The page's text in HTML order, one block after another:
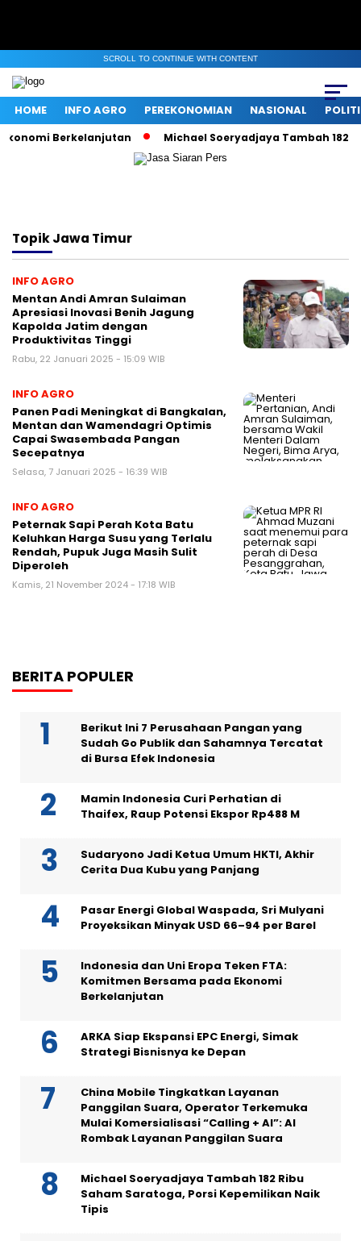
SCROLL TO CONTINUE WITH CONTENT
HOME INFO AGRO PEREKONOMIAN NASIONAL
Berkelanjutan Michael Soeryadjaya Tambah 182
TopikJawa Timur
INFO AGRO
Mentan Andi Amran Sulaiman
Apresiasi Inovasi Benih Jagung
Kapolda Jatim dengan
Produktivitas Tinggi
Rabu, 22 Januari 2025 - 15:09 WIB
INFO AGRO
Panen Padi Meningkat di Bangkalan,
Mentan dan Wamendagri Optimis
Capai Swasembada Pangan
Secepatnya
Selasa, 7 Januari 2025 - 16:39 WIB
INFO AGRO
Peternak Sapi Perah Kota Batu
Keluhkan Harga Susu yang Terlalu
Rendah, Pupuk Juga Masih Sulit
Diperoleh
Kamis, 21 November 2024 - 17:18 WIB
BERITA POPULER
Berikut Ini 7 Perusahaan Pangan yang
Sudah Go Publik dan Sahamnya Tercatat
di Bursa Efek Indonesia
Mamin Indonesia Curi Perhatian di
Thaifex, Raup Potensi Ekspor Rp488 M
Sudaryono Jadi Ketua Umum HKTI, Akhir
Cerita Dua Kubu yang Panjang
Pasar Energi Global Waspada, Sri Mulyani
Proyeksikan Minyak USD 66–94 per Barel
Indonesia dan Uni Eropa Teken FTA:
Komitmen Bersama pada Ekonomi
Berkelanjutan
ARKA Siap Ekspansi EPC Energi, Simak
Strategi Bisnisnya ke Depan
China Mobile Tingkatkan Layanan
Panggilan Suara, Operator Terkemuka
Mulai Komersialisasi “Calling + AI”: AI
Rombak Layanan Panggilan Suara
Michael Soeryadjaya Tambah 182 Ribu
Saham Saratoga, Porsi Kepemilikan Naik
Tipis